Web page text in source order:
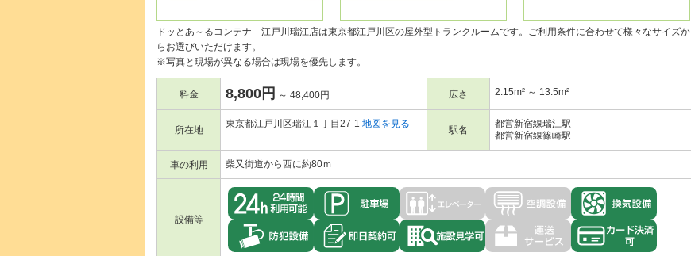
ドッとあ～るコンテナ 江戸川瑞江店は東京都江戸川区の屋外型トランクルームです。ご利用条件に合わせて様々なサイズか
らお選びいただけます。
※写真と現場が異なる場合は現場を優先します。
料金 8,800円 ～ 48,400円 広さ 2.15m² ～ 13.5m²
所在地
東京都江戸川区瑞江１丁目27-1 地図を見る
駅名
都営新宿線瑞江駅
都営新宿線篠崎駅
車の利用 柴又街道から西に約80ｍ
設備等